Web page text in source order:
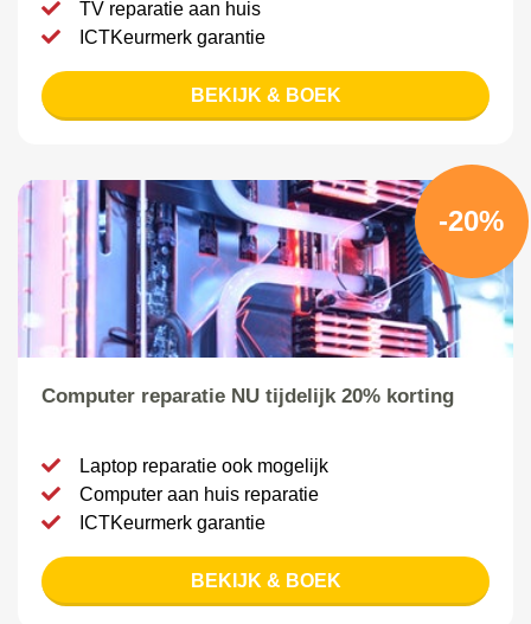
TV reparatie aan huis
ICTKeurmerk garantie
BEKIJK & BOEK
-20%
Computer reparatie NU tijdelijk 20% korting
Laptop reparatie ook mogelijk
Computer aan huis reparatie
ICTKeurmerk garantie
BEKIJK & BOEK